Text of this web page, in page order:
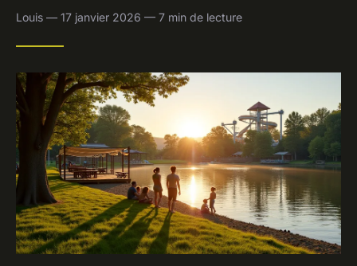
Louis — 17 janvier 2026 — 7 min de lecture